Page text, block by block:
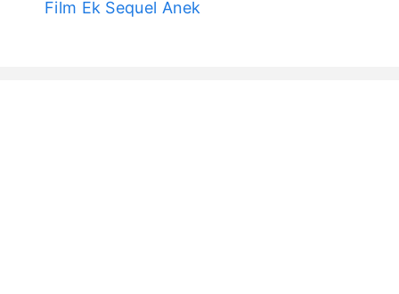
Film Ek Sequel Anek